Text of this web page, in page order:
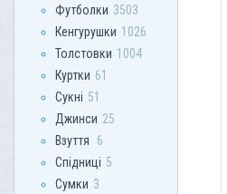
Футболки 3503
Кенгурушки 1026
Толстовки 1004
Куртки 61
Сукні 51
Джинси 25
Взуття
6
Спідниці 5
Сумки 3